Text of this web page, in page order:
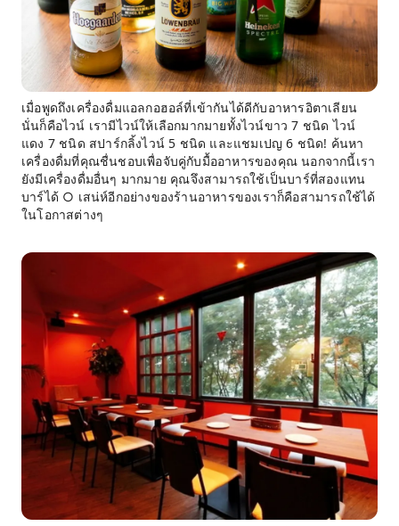
เมื่อพูดถึงเครื่องดื่มแอลกอฮอล์ที่เข้ากันได้ดีกับอาหารอิตาเลียน
นั่นก็คือไวน์ เรามีไวน์ให้เลือกมากมายทั้งไวน์ขาว 7 ชนิด ไวน์
แดง 7 ชนิด สปาร์กลิ้งไวน์ 5 ชนิด และแชมเปญ 6 ชนิด! ค้นหา
เครื่องดื่มที่คุณชื่นชอบเพื่อจับคู่กับมื้ออาหารของคุณ นอกจากนี้เรา
ยังมีเครื่องดื่มอื่นๆ มากมาย คุณจึงสามารถใช้เป็นบาร์ที่สองแทน
บาร์ได้ ○ เสน่ห์อีกอย่างของร้านอาหารของเราก็คือสามารถใช้ได้
ในโอกาสต่างๆ